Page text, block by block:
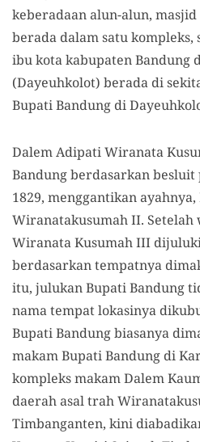
keberadaan alun-alun,
berada dalam satu kompleks,
ibu kota kabupaten Bandung
(Dayeuhkolot) berada di
Bupati Bandung di
Dalem Adipati Wiranata
Bandung berdasarkan besluit
1829, menggantikan
Wiranatakusumah II.
Wiranata Kusumah III
berdasarkan tempatnya
itu, julukan Bupati Bandung
nama tempat lokasinya
Bupati Bandung biasanya
makam Bupati Bandung di
kompleks makam Dalem
daerah asal trah
Timbanganten, kini